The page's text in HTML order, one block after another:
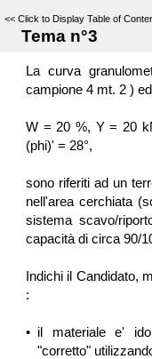
<< Click to Display Table of
Tema n°3
La curva
campione 4 mt. 2 )
W = 20 %, Y = 20
(phi)' = 28°,
sono riferiti ad un
nell'area cerchiata
sistema scavo/
capacità di circa 90/
Indichi il Candidato,
:
• il materiale e'
"corretto"